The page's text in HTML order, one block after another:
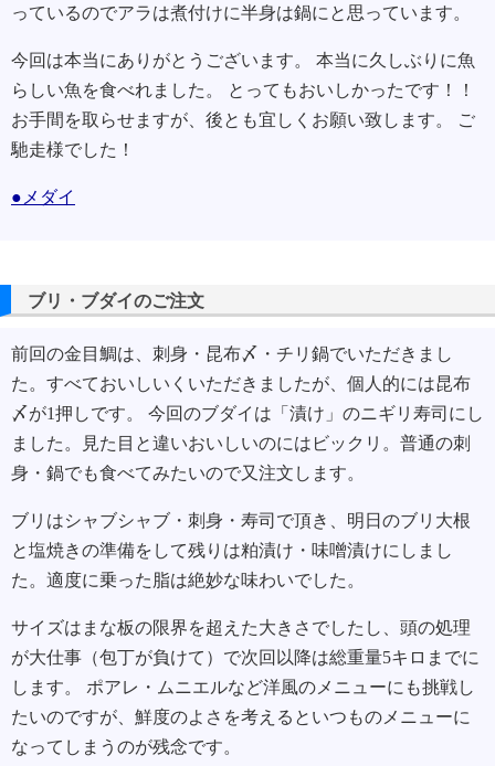
っているのでアラは煮付けに半身は鍋にと思っています。
今回は本当にありがとうございます。 本当に久しぶりに魚
らしい魚を食べれました。 とってもおいしかったです！！
お手間を取らせますが、後とも宜しくお願い致します。 ご
馳走様でした！
●メダイ
ブリ・ブダイのご注文
前回の金目鯛は、刺身・昆布〆・チリ鍋でいただきまし
た。すべておいしいくいただきましたが、個人的には昆布
〆が1押しです。 今回のブダイは「漬け」のニギリ寿司にし
ました。見た目と違いおいしいのにはビックリ。普通の刺
身・鍋でも食べてみたいので又注文します。
ブリはシャブシャブ・刺身・寿司で頂き、明日のブリ大根
と塩焼きの準備をして残りは粕漬け・味噌漬けにしまし
た。適度に乗った脂は絶妙な味わいでした。
サイズはまな板の限界を超えた大きさでしたし、頭の処理
が大仕事（包丁が負けて）で次回以降は総重量5キロまでに
します。 ポアレ・ムニエルなど洋風のメニューにも挑戦し
たいのですが、鮮度のよさを考えるといつものメニューに
なってしまうのが残念です。